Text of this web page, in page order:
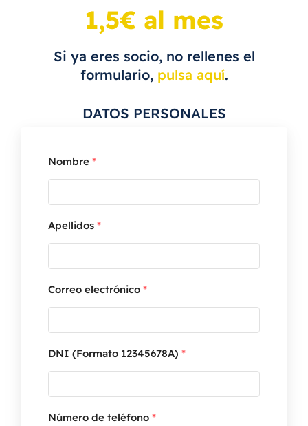
1,5€ al mes
Si ya eres socio, no rellenes el
formulario, pulsa aquí.
DATOS PERSONALES
Nombre *
Apellidos *
Correo electrónico *
DNI (Formato 12345678A) *
Número de teléfono *